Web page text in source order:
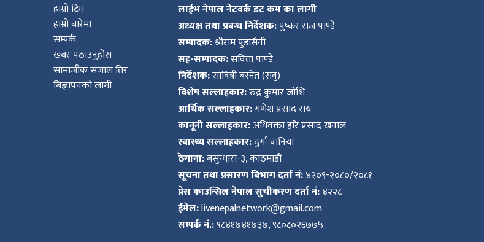
हाम्रो टिम
हाम्रो बारेमा
सम्पर्क
खबर पठाउनुहोस
सामाजीक संजाल तिर
बिज्ञापनको लागी
लाईभ नेपाल नेटवर्क डट कम का लागी
अध्यक्ष तथा प्रबन्ध निर्देशक:पुष्कर राज पाण्डे
सम्पादक:श्रीराम पुडासैनी
सह-सम्पादक:सविता पाण्डे
निर्देशक:सावित्री बस्नेत (सवु)
विशेष सल्लाहकार:रुद्र कुमार जोशि
आर्थिक सल्लाहकार:गणेश प्रसाद राय
कानूनी सल्लाहकार:अधिवक्ता हरि प्रसाद खनाल
स्वास्थ्य सल्लाहकार:दुर्गा वानिया
ठेगाना:बसुन्धारा-३, काठमाडौं
सूचना तथा प्रसारण बिभाग दर्ता नं:४२०९-२०८०/२०८१
प्रेस काउन्सिल नेपाल सुचीकरण दर्ता नं:४२२८
ईमेल:livenepalnetwork@gmail.com
सम्पर्क नं.:९८४१७४१७३७, ९८०८०२६७७५